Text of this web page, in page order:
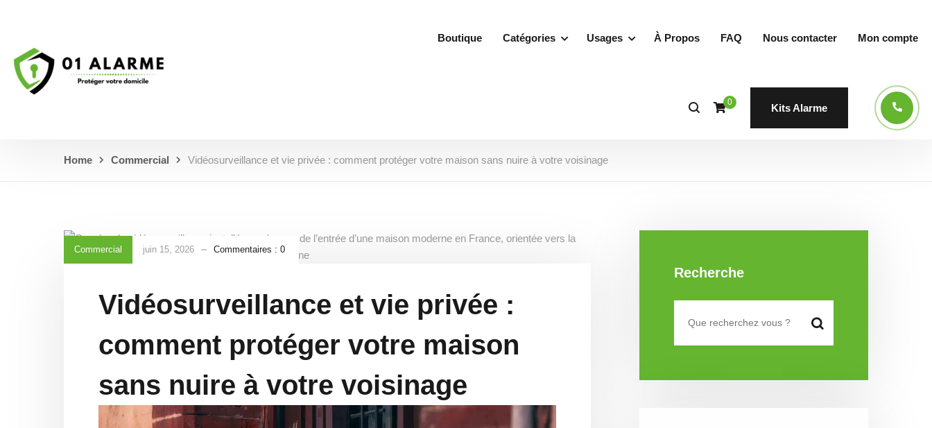
Boutique Catégories Usages À Propos FAQ Nous contacter Mon compte
0
Kits Alarme
Home Commercial Vidéosurveillance et vie privée : comment protéger votre maison sans nuire à votre voisinage
Commercial juin 15, 2026 Commentaires : 0
Vidéosurveillance et vie privée :
comment protéger votre maison
sans nuire à votre voisinage
Recherche